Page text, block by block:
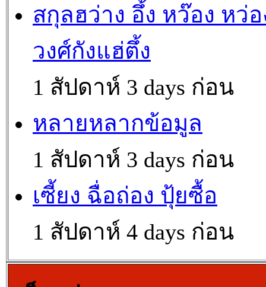
สกุลฮว่าง อึ้ง หว๊อง หว่อ
วงศ์กังแฮ่ตึ้ง
1 สัปดาห์ 3 days ก่อน
หลายหลากข้อมูล
1 สัปดาห์ 3 days ก่อน
เซี้ยง ฉื่อถ่อง ปุ้ยซื้อ
1 สัปดาห์ 4 days ก่อน